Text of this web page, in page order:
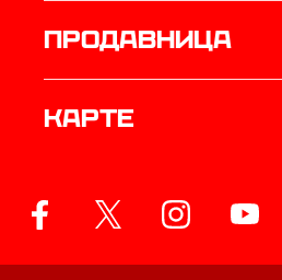
продавница
Карте